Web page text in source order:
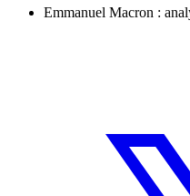
Emmanuel Macron :